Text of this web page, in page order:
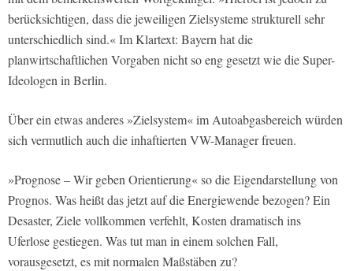
berücksichtigen, dass die jeweiligen Zielsysteme strukturell sehr
unterschiedlich sind.« Im Klartext: Bayern hat die
planwirtschaftlichen Vorgaben nicht so eng gesetzt wie die Super-
Ideologen in Berlin.
Über ein etwas anderes »Zielsystem« im Autoabgasbereich würden
sich vermutlich auch die inhaftierten VW-Manager freuen.
»Prognose – Wir geben Orientierung« so die Eigendarstellung von
Prognos. Was heißt das jetzt auf die Energiewende bezogen? Ein
Desaster, Ziele vollkommen verfehlt, Kosten dramatisch ins
Uferlose gestiegen. Was tut man in einem solchen Fall,
vorausgesetzt, es mit normalen Maßstäben zu?